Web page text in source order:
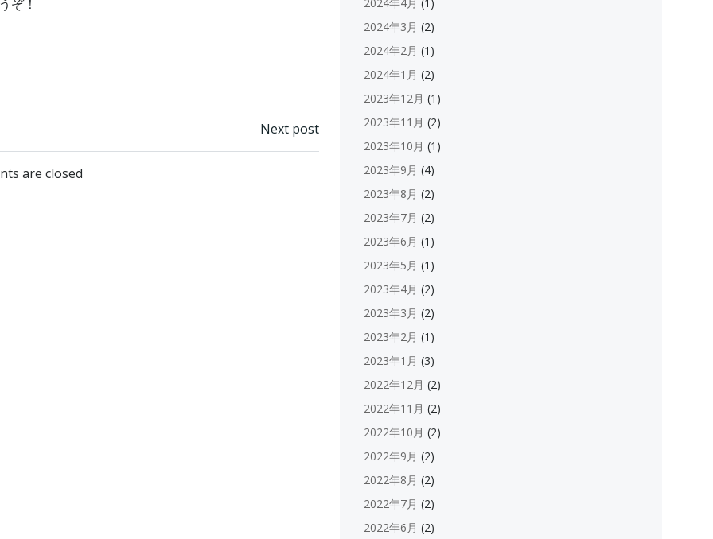
ぞ！
navigation
Next post
are closed
2024年3月 (2)
2024年2月 (1)
2024年1月 (2)
2023年12月 (1)
2023年11月 (2)
2023年10月 (1)
2023年9月 (4)
2023年8月 (2)
2023年7月 (2)
2023年6月 (1)
2023年5月 (1)
2023年4月 (2)
2023年3月 (2)
2023年2月 (1)
2023年1月 (3)
2022年12月 (2)
2022年11月 (2)
2022年10月 (2)
2022年9月 (2)
2022年8月 (2)
2022年7月 (2)
2022年6月 (2)